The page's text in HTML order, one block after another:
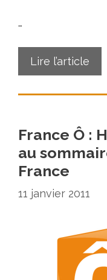
…
Lire l’article
France Ô :
au
France
11 janvier 2011